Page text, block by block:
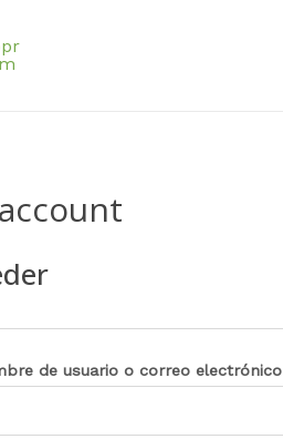
de usuario o correo electrónico